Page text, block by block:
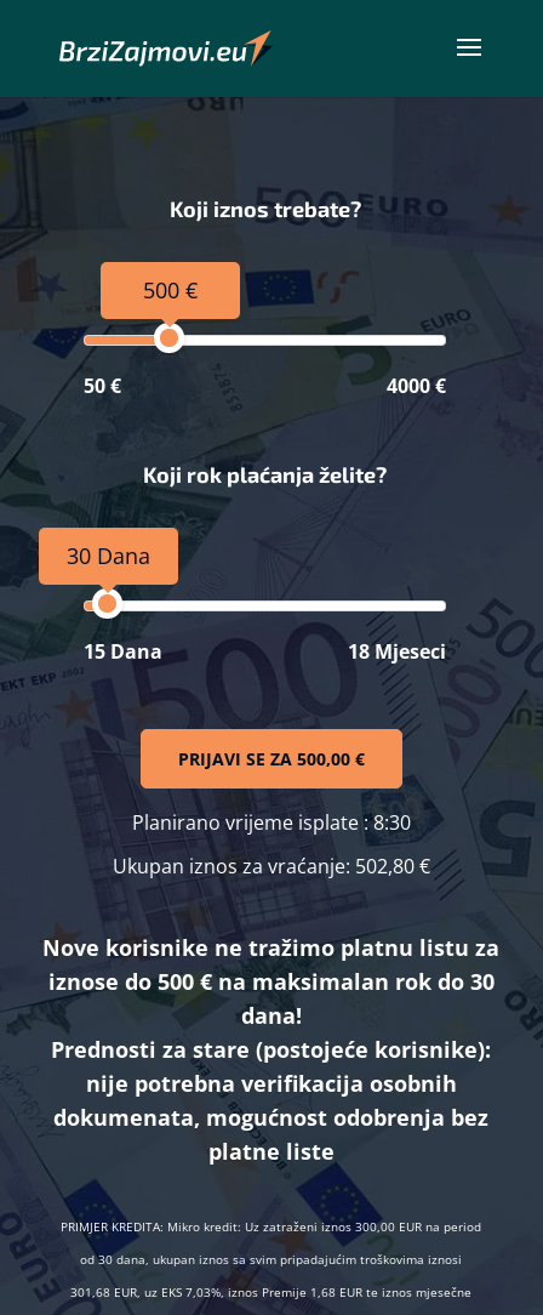
Koji iznos trebate?
500 €
50 € 4000 €
Koji rok plaćanja želite?
30 Dana
15 Dana 18 Mjeseci
PRIJAVI SE ZA 500,00 €
Planirano vrijeme isplate: 8:30
Ukupan iznos za vraćanje: 502,80 €
Nove korisnike ne tražimo platnu listu za
iznose do 500 € na maksimalan rok do 30
dana!
Prednosti za stare (postojeće korisnike):
nije potrebna verifikacija osobnih
dokumenata, mogućnost odobrenja bez
platne liste
PRIMJER KREDITA: Mikro kredit: Uz zatraženi iznos 300,00 EUR na period
od 30 dana, ukupan iznos sa svim pripadajućim troškovima iznosi
301,68 EUR, uz EKS 7,03%, iznos Premije 1,68 EUR te iznos mjesečne